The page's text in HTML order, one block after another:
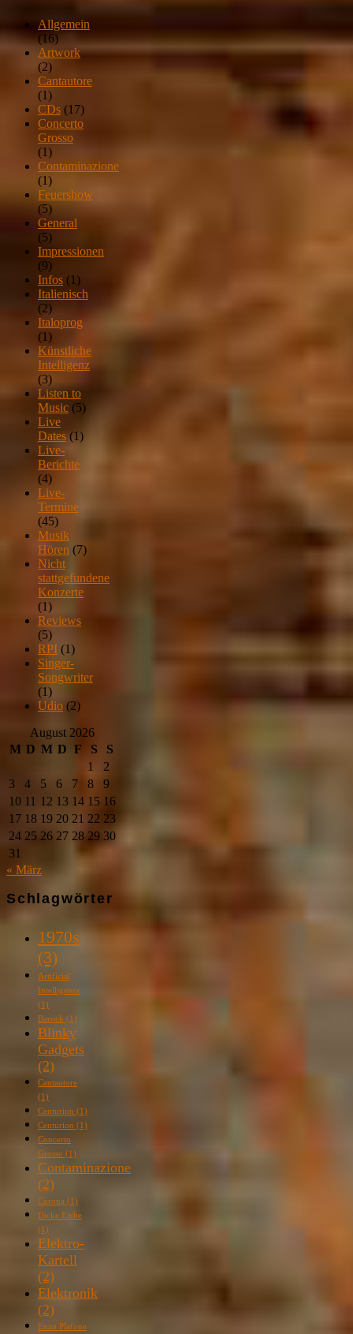
Allgemein
(16)
Artwork
(2)
Cantautore
(1)
CDs (17)
Concerto
Grosso
(1)
Contaminazione
(1)
Feuershow
(5)
General
(5)
Impressionen
(9)
Infos (1)
Italienisch
(2)
Italoprog
(1)
Künstliche
Intelligenz
(3)
Listen to
Music (5)
Live
Dates (1)
Live-
Berichte
(4)
Live-
Termine
(45)
Musik
Hören (7)
Nicht
stattgefundene
Konzerte
(1)
Reviews
(5)
RPI (1)
Singer-
Songwriter
(1)
Udio (2)
August 2026
M D M D F S
S
1
2
3
4 5 6 7 8
9
10 11 12 13 14 15 16
17 18 19 20 21 22 23
24 25 26 27 28 29 30
31
« März
Schlagwörter
1970s
(3)
Artificial
Intelligence
(1)
Barock (1)
Blinky
Gadgets
(2)
Cantautore
(1)
Centurion (1)
Centurion (1)
Concerto
Grosso (1)
Contaminazione
(2)
Corona (1)
Dicke Eiche
(1)
Elektro-
Kartell
(2)
Elektronik
(2)
Enzo Plafone